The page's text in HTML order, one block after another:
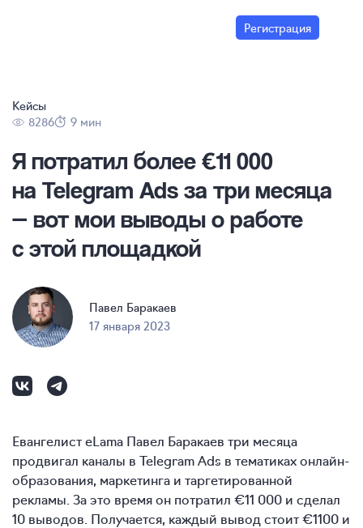
Регистрация
Кейсы
8286
9 мин
Я потратил более €11 000
на Telegram Ads за три месяца
— вот мои выводы о работе
с этой площадкой
Павел Баракаев
17 января 2023
Евангелист eLama Павел Баракаев три месяца
продвигал каналы в Telegram Ads в тематиках онлайн-
образования, маркетинга и таргетированной
рекламы. За это время он потратил €11 000 и сделал
10 выводов. Получается, каждый вывод стоит €1100 и